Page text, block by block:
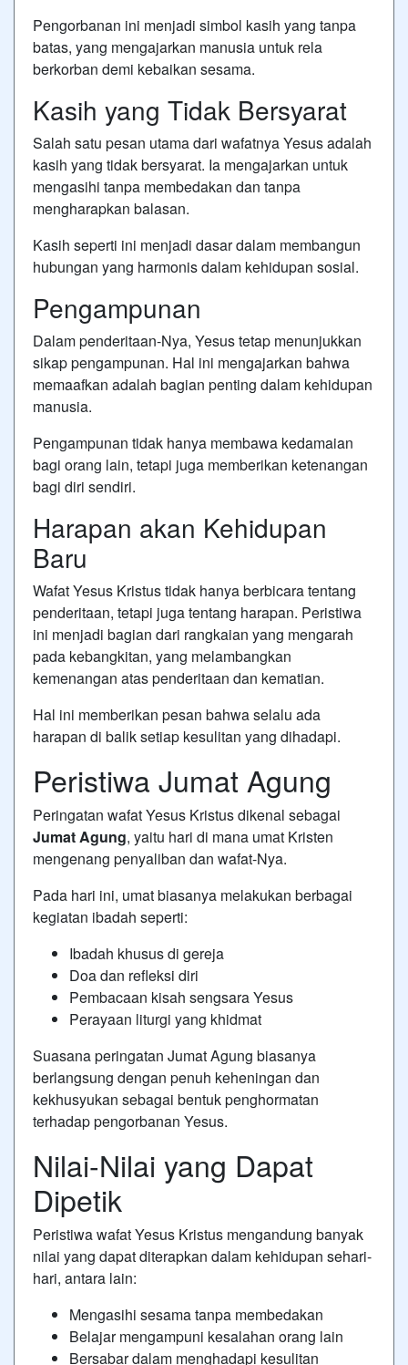
Pengorbanan ini menjadi simbol kasih yang tanpa
batas, yang mengajarkan manusia untuk rela
berkorban demi kebaikan sesama.
Kasih yang Tidak Bersyarat
Salah satu pesan utama dari wafatnya Yesus adalah
kasih yang tidak bersyarat. Ia mengajarkan untuk
mengasihi tanpa membedakan dan tanpa
mengharapkan balasan.
Kasih seperti ini menjadi dasar dalam membangun
hubungan yang harmonis dalam kehidupan sosial.
Pengampunan
Dalam penderitaan-Nya, Yesus tetap menunjukkan
sikap pengampunan. Hal ini mengajarkan bahwa
memaafkan adalah bagian penting dalam kehidupan
manusia.
Pengampunan tidak hanya membawa kedamaian
bagi orang lain, tetapi juga memberikan ketenangan
bagi diri sendiri.
Harapan akan Kehidupan
Baru
Wafat Yesus Kristus tidak hanya berbicara tentang
penderitaan, tetapi juga tentang harapan. Peristiwa
ini menjadi bagian dari rangkaian yang mengarah
pada kebangkitan, yang melambangkan
kemenangan atas penderitaan dan kematian.
Hal ini memberikan pesan bahwa selalu ada
harapan di balik setiap kesulitan yang dihadapi.
Peristiwa Jumat Agung
Peringatan wafat Yesus Kristus dikenal sebagai
Jumat Agung, yaitu hari di mana umat Kristen
mengenang penyaliban dan wafat-Nya.
Pada hari ini, umat biasanya melakukan berbagai
kegiatan ibadah seperti:
Ibadah khusus di gereja
Doa dan refleksi diri
Pembacaan kisah sengsara Yesus
Perayaan liturgi yang khidmat
Suasana peringatan Jumat Agung biasanya
berlangsung dengan penuh keheningan dan
kekhusyukan sebagai bentuk penghormatan
terhadap pengorbanan Yesus.
Nilai-Nilai yang Dapat
Dipetik
Peristiwa wafat Yesus Kristus mengandung banyak
nilai yang dapat diterapkan dalam kehidupan sehari-
hari, antara lain:
Mengasihi sesama tanpa membedakan
Belajar mengampuni kesalahan orang lain
Bersabar dalam menghadapi kesulitan